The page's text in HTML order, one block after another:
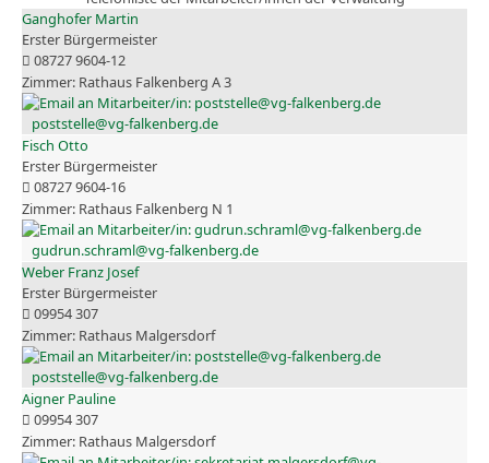
Ganghofer Martin
Erster Bürgermeister
08727 9604-12
Rathaus Falkenberg A 3
poststelle@vg-falkenberg.de
Fisch Otto
Erster Bürgermeister
08727 9604-16
Rathaus Falkenberg N 1
gudrun.schraml@vg-falkenberg.de
Weber Franz Josef
Erster Bürgermeister
09954 307
Rathaus Malgersdorf
poststelle@vg-falkenberg.de
Aigner Pauline
09954 307
Rathaus Malgersdorf